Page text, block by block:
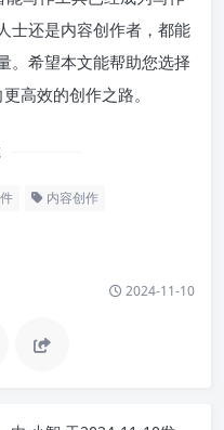
士还是内容创作者，都能
。希望本文能帮助您选择
高效的创作之路。
内容创作
2024-11-10